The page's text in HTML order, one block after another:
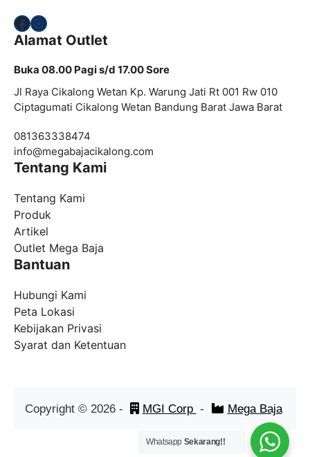
Facebook
Instagram
Alamat Outlet
Buka 08.00 Pagi s/d 17.00 Sore
Jl Raya Cikalong Wetan Kp. Warung Jati Rt 001 Rw 010
Ciptagumati Cikalong Wetan Bandung Barat Jawa Barat
081363338474
info@megabajacikalong.com
Tentang Kami
Tentang Kami
Produk
Artikel
Outlet Mega Baja
Bantuan
Hubungi Kami
Peta Lokasi
Kebijakan Privasi
Syarat dan Ketentuan
Copyright © 2026- MGI Corp - Mega Baja
Whatsapp Sekarang!!